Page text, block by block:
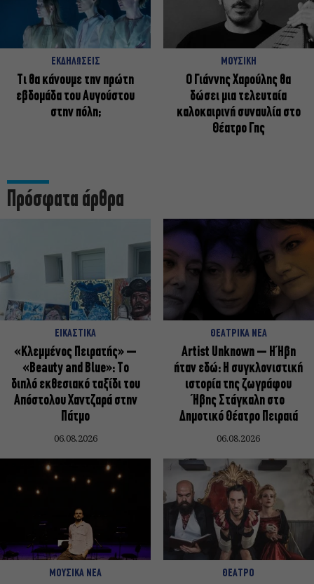
ΕΚΔΗΛΩΣΕΙΣ
Τι θα κάνουμε την πρώτη
εβδομάδα του Αυγούστου
στην πόλη;
ΜΟΥΣΙΚΗ
Ο Γιάννης Χαρούλης θα
δώσει μια τελευταία
καλοκαιρινή συναυλία στο
Θέατρο Γης
Πρόσφατα άρθρα
ΕΙΚΑΣΤΙΚΑ
«Κλεμμένος Πειρατής» –
«Beauty and Blue»: Το
διπλό εκθεσιακό ταξίδι του
Απόστολου Χαντζαρά στην
Πάτμο
06.08.2026
ΘΕΑΤΡΙΚΑ ΝΕΑ
Artist Unknown – Η Ήβη
ήταν εδώ: Η συγκλονιστική
ιστορία της ζωγράφου
Ήβης Στάγκαλη στο
Δημοτικό Θέατρο Πειραιά
06.08.2026
ΜΟΥΣΙΚΑ ΝΕΑ ΘΕΑΤΡΟ